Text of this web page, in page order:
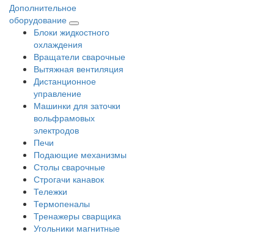
Дополнительное
оборудование
Блоки жидкостного
охлаждения
Вращатели сварочные
Вытяжная вентиляция
Дистанционное
управление
Машинки для заточки
вольфрамовых
электродов
Печи
Подающие механизмы
Столы сварочные
Строгачи канавок
Тележки
Термопеналы
Тренажеры сварщика
Угольники магнитные